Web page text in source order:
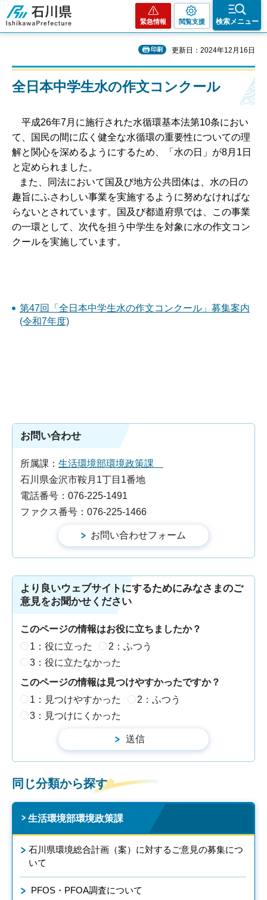
石川県
緊急情報 閲覧支援 検索メニュー
印刷 更新日：2024年12月16日
全日本中学生水の作文コンクール
平成26年7月に施行された水循環基本法第10条におい
て、国民の間に広く健全な水循環の重要性についての理
解と関心を深めるようにするため、「水の日」が8月1日
と定められました。
また、同法において国及び地方公共団体は、水の日の
趣旨にふさわしい事業を実施するように努めなければな
らないとされています。国及び都道府県では、この事業
の一環として、次代を担う中学生を対象に水の作文コン
クールを実施しています。
第47回「全日本中学生水の作文コンクール」募集案内
(令和7年度)
お問い合わせ
所属課： 生活環境部環境政策課
石川県金沢市鞍月1丁目1番地
電話番号：076-225-1491
ファクス番号：076-225-1466
より良いウェブサイトにするためにみなさまのご
意見をお聞かせください
このページの情報はお役に立ちましたか？
1：役に立った
2：ふつう
3：役に立たなかった
このページの情報は見つけやすかったですか？
1：見つけやすかった
2：ふつう
3：見つけにくかった
同じ分類から探す
生活環境部環境政策課
石川県環境総合計画（案）に対するご意見の募集につ
いて
PFOS・PFOA調査について